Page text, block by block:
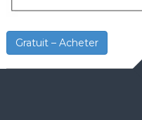
Gratuit – Acheter